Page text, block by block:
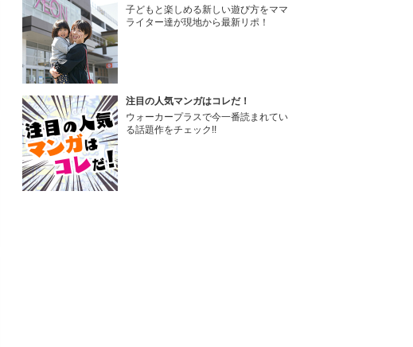
子どもと楽しめる新しい遊び方をママ
ライター達が現地から最新リポ！
注目の人気マンガはコレだ！
ウォーカープラスで今一番読まれてい
る話題作をチェック!!